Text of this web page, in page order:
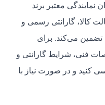
نمایندگی معتبر برند
کالا، گارانتی رسمی و
می‌کند. برای
فنی، شرایط گارانتی و
کنید و در صورت نیاز با